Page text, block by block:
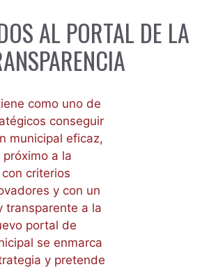
AL PORTAL DE LA
como uno de
conseguir
municipal eficaz,
a la
criterios
y con un
transparente a la
portal de
se enmarca
y pretende